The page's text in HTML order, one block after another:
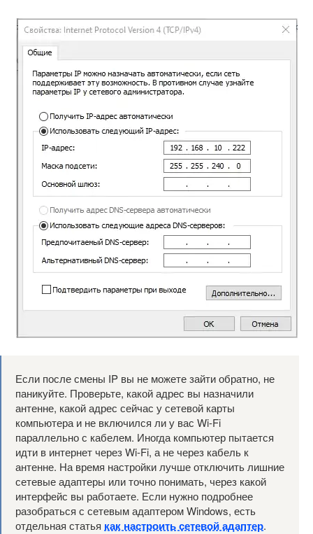
Если после смены IP вы не можете зайти обратно, не
паникуйте. Проверьте, какой адрес вы назначили
антенне, какой адрес сейчас у сетевой карты
компьютера и не включился ли у вас Wi-Fi
параллельно с кабелем. Иногда компьютер пытается
идти в интернет через Wi-Fi, а не через кабель к
антенне. На время настройки лучше отключить лишние
сетевые адаптеры или точно понимать, через какой
интерфейс вы работаете. Если нужно подробнее
разобраться с сетевым адаптером Windows, есть
отдельная статья как настроить сетевой адаптер.